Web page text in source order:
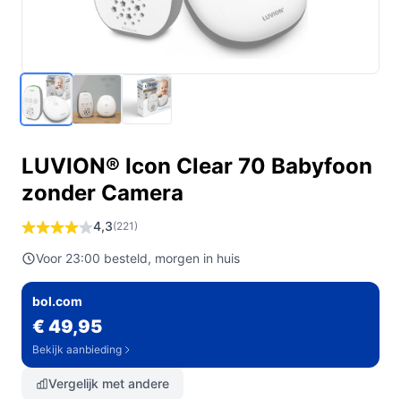
LUVION® Icon Clear 70 Babyfoon
zonder Camera
4,3(221)
Voor 23:00 besteld, morgen in huis
bol.com
€ 49,95
Bekijk aanbieding
Vergelijk met andere